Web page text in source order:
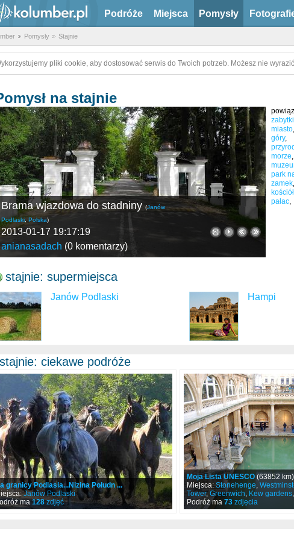
Podróże Miejsca Pomysły
Pomysły Stajnie
pliki cookie, aby dostosować serwis do Twoich potrzeb. Możesz nie
na stajnie
zabytki
miasto,
góry,
morze,
park
zamek,
kościół
pałac,
Brama wjazdowa do stadniny (Janów
Podlaski, Polska)
2013-01-17 19:17:19
anianasadach (0 komentarzy)
stajnie: supermiejsca
Janów Podlaski Hampi
stajnie: ciekawe podróże
granicy Podlasia...Nizina Połudn ...
Janów Podlaski
ma 128zdjęć
Moja Lista UNESCO(63852 km)
Miejsca:Stonehenge,
Tower, Greenwich, Kew gardens,
Podróż ma 73zdjęcia